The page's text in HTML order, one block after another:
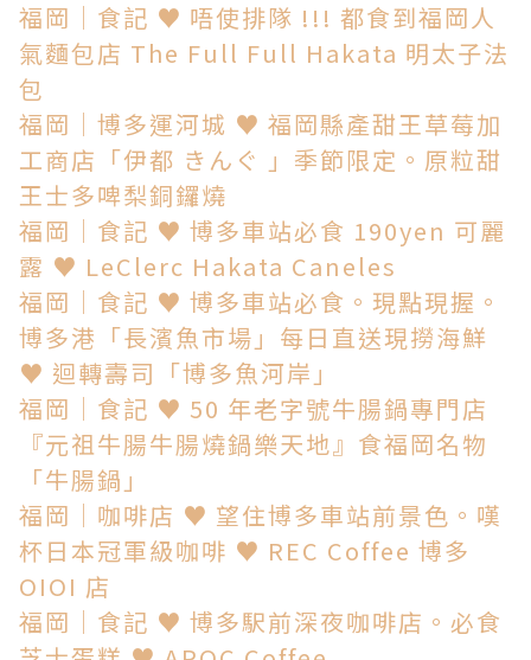
福岡│食記 ♥ 唔使排隊 !!! 都食到福岡人
氣麵包店 The Full Full Hakata 明太子法
包
福岡│博多運河城 ♥ 福岡縣產甜王草莓加
工商店「伊都 きんぐ 」季節限定。原粒甜
王士多啤梨銅鑼燒
福岡│食記 ♥ 博多車站必食 190yen 可麗
露 ♥ LeClerc Hakata Caneles
福岡│食記 ♥ 博多車站必食。現點現握。
博多港「長濱魚市場」每日直送現撈海鮮
♥ 迴轉壽司「博多魚河岸」
福岡│食記 ♥ 50 年老字號牛腸鍋專門店
『元祖牛腸牛腸燒鍋樂天地』食福岡名物
「牛腸鍋」
福岡│咖啡店 ♥ 望住博多車站前景色。嘆
杯日本冠軍級咖啡 ♥ REC Coffee 博多
OIOI 店
福岡│食記 ♥ 博多駅前深夜咖啡店。必食